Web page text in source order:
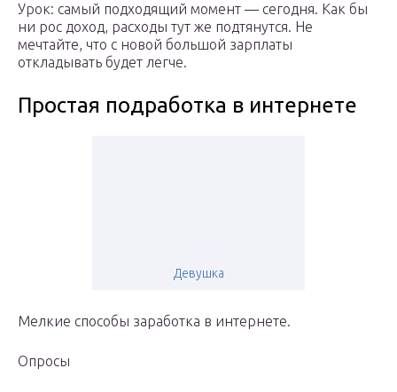
Урок: самый подходящий момент — сегодня. Как бы
ни рос доход, расходы тут же подтянутся. Не
мечтайте, что с новой большой зарплаты
откладывать будет легче.
Простая подработка в интернете
Девушка
Мелкие способы заработка в интернете.
Опросы